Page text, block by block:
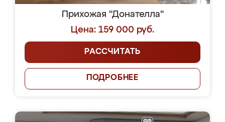
Прихожая "Донателла"
Цена: 159 000 руб.
РАССЧИТАТЬ
ПОДРОБНЕЕ